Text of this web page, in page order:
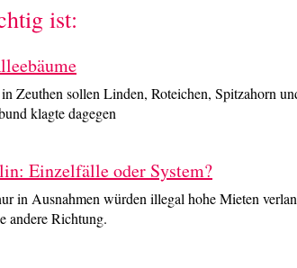
ist:
Zeuthen sollen Linden, Roteichen, Spitzahorn
klagte dagegen
Einzelfälle oder System?
in Ausnahmen würden illegal hohe Mieten
andere Richtung.